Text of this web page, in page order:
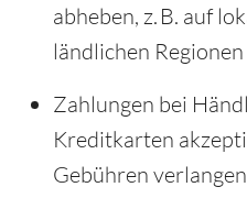
abheben, z. B. auf
ländlichen
Zahlungen bei
Kreditkarten
Gebühren verlangen